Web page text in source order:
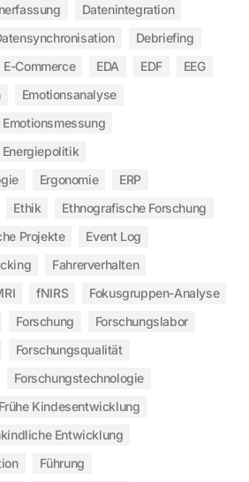
Datenintegration
Debriefing
E-Commerce EDA EDF
EEG
Emotionsanalyse
Emotionsmessung
Energiepolitik
Ergonomie
ERP
Ethik
Ethnografische Forschung
Projekte
Event Log
Fahrerverhalten
fNIRS
Fokusgruppen-Analyse
Forschung
Forschungslabor
Forschungsqualität
Forschungstechnologie
Frühe Kindesentwicklung
Entwicklung
Führung